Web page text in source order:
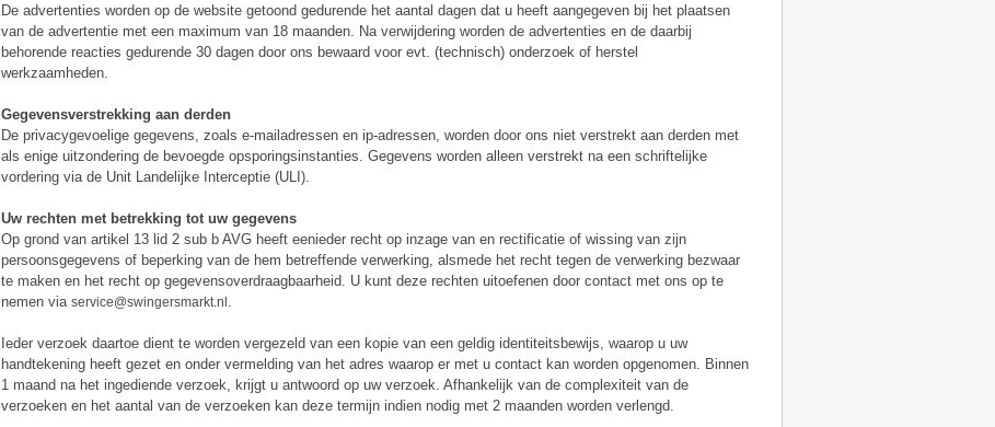
De advertenties worden op de website getoond gedurende het aantal dagen dat u heeft aangegeven bij het plaatsen
van de advertentie met een maximum van 18 maanden. Na verwijdering worden de advertenties en de daarbij
behorende reacties gedurende 30 dagen door ons bewaard voor evt. (technisch) onderzoek of herstel
werkzaamheden.
Gegevensverstrekking aan derden
De privacygevoelige gegevens, zoals e-mailadressen en ip-adressen, worden door ons niet verstrekt aan derden met
als enige uitzondering de bevoegde opsporingsinstanties. Gegevens worden alleen verstrekt na een schriftelijke
vordering via de Unit Landelijke Interceptie (ULI).
Uw rechten met betrekking tot uw gegevens
Op grond van artikel 13 lid 2 sub b AVG heeft eenieder recht op inzage van en rectificatie of wissing van zijn
persoonsgegevens of beperking van de hem betreffende verwerking, alsmede het recht tegen de verwerking bezwaar
te maken en het recht op gegevensoverdraagbaarheid. U kunt deze rechten uitoefenen door contact met ons op te
nemen via service@swingersmarkt.nl .
Ieder verzoek daartoe dient te worden vergezeld van een kopie van een geldig identiteitsbewijs, waarop u uw
handtekening heeft gezet en onder vermelding van het adres waarop er met u contact kan worden opgenomen. Binnen
1 maand na het ingediende verzoek, krijgt u antwoord op uw verzoek. Afhankelijk van de complexiteit van de
verzoeken en het aantal van de verzoeken kan deze termijn indien nodig met 2 maanden worden verlengd.